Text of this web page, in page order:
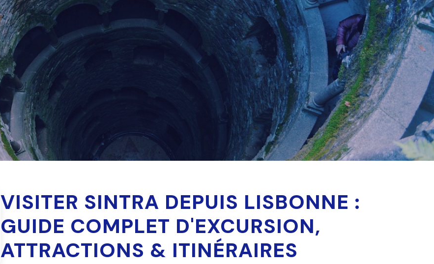
VISITER SINTRA DEPUIS LISBONNE :
GUIDE COMPLET D'EXCURSION,
ATTRACTIONS & ITINÉRAIRES